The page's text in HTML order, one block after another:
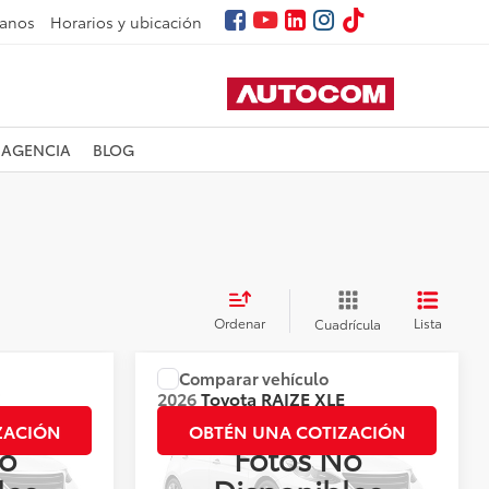
Horarios y ubicación
BLOG
Ordenar Cuadrícula Lista
el Precio
Fotos No
2026Toyota RAIZE XLE
CVT BITONO
144981
Precio: Llámanos para Obtener el Precio
OBTÉN UNA COTIZACIÓN
Comparar vehículo